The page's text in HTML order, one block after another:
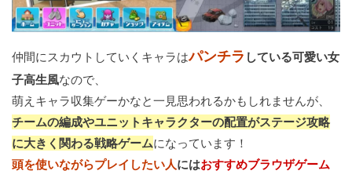
仲間にスカウトしていくキャラはパンチラ している可愛い女
子高生風なので、
萌えキャラ収集ゲーかなと一見思われるかもしれませんが、
チームの編成やユニットキャラクターの配置がステージ攻略
に大きく関わる戦略ゲームになっています！
頭を使いながらプレイしたい人にはおすすめブラウザゲーム